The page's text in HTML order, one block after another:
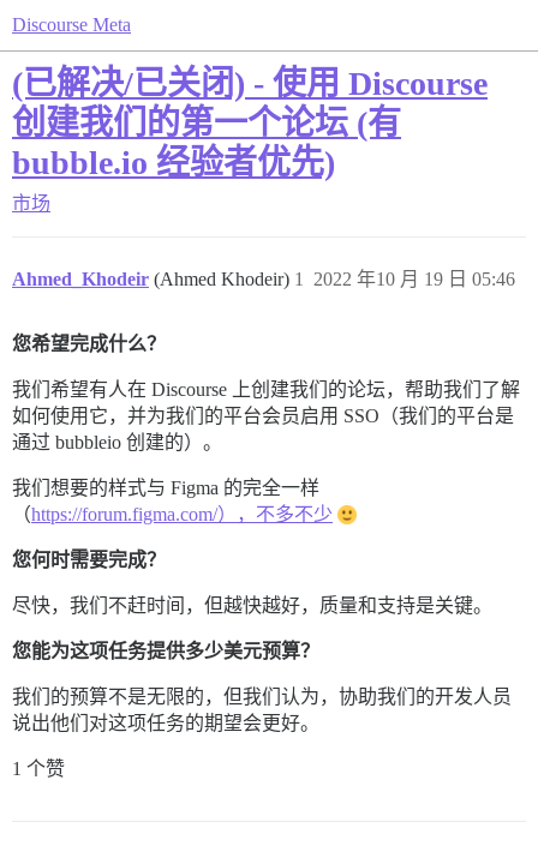
Discourse Meta
(已解决/已关闭) - 使用 Discourse
创建我们的第一个论坛 (有
bubble.io 经验者优先)
市场
Ahmed_Khodeir (Ahmed Khodeir) 2022 年10 月 19 日 05:46
1
您希望完成什么？
我们希望有人在 Discourse 上创建我们的论坛，帮助我们了解
如何使用它，并为我们的平台会员启用 SSO（我们的平台是
通过 bubbleio 创建的）。
我们想要的样式与 Figma 的完全一样
（https://forum.figma.com/），不多不少
您何时需要完成？
尽快，我们不赶时间，但越快越好，质量和支持是关键。
您能为这项任务提供多少美元预算？
我们的预算不是无限的，但我们认为，协助我们的开发人员
说出他们对这项任务的期望会更好。
1 个赞